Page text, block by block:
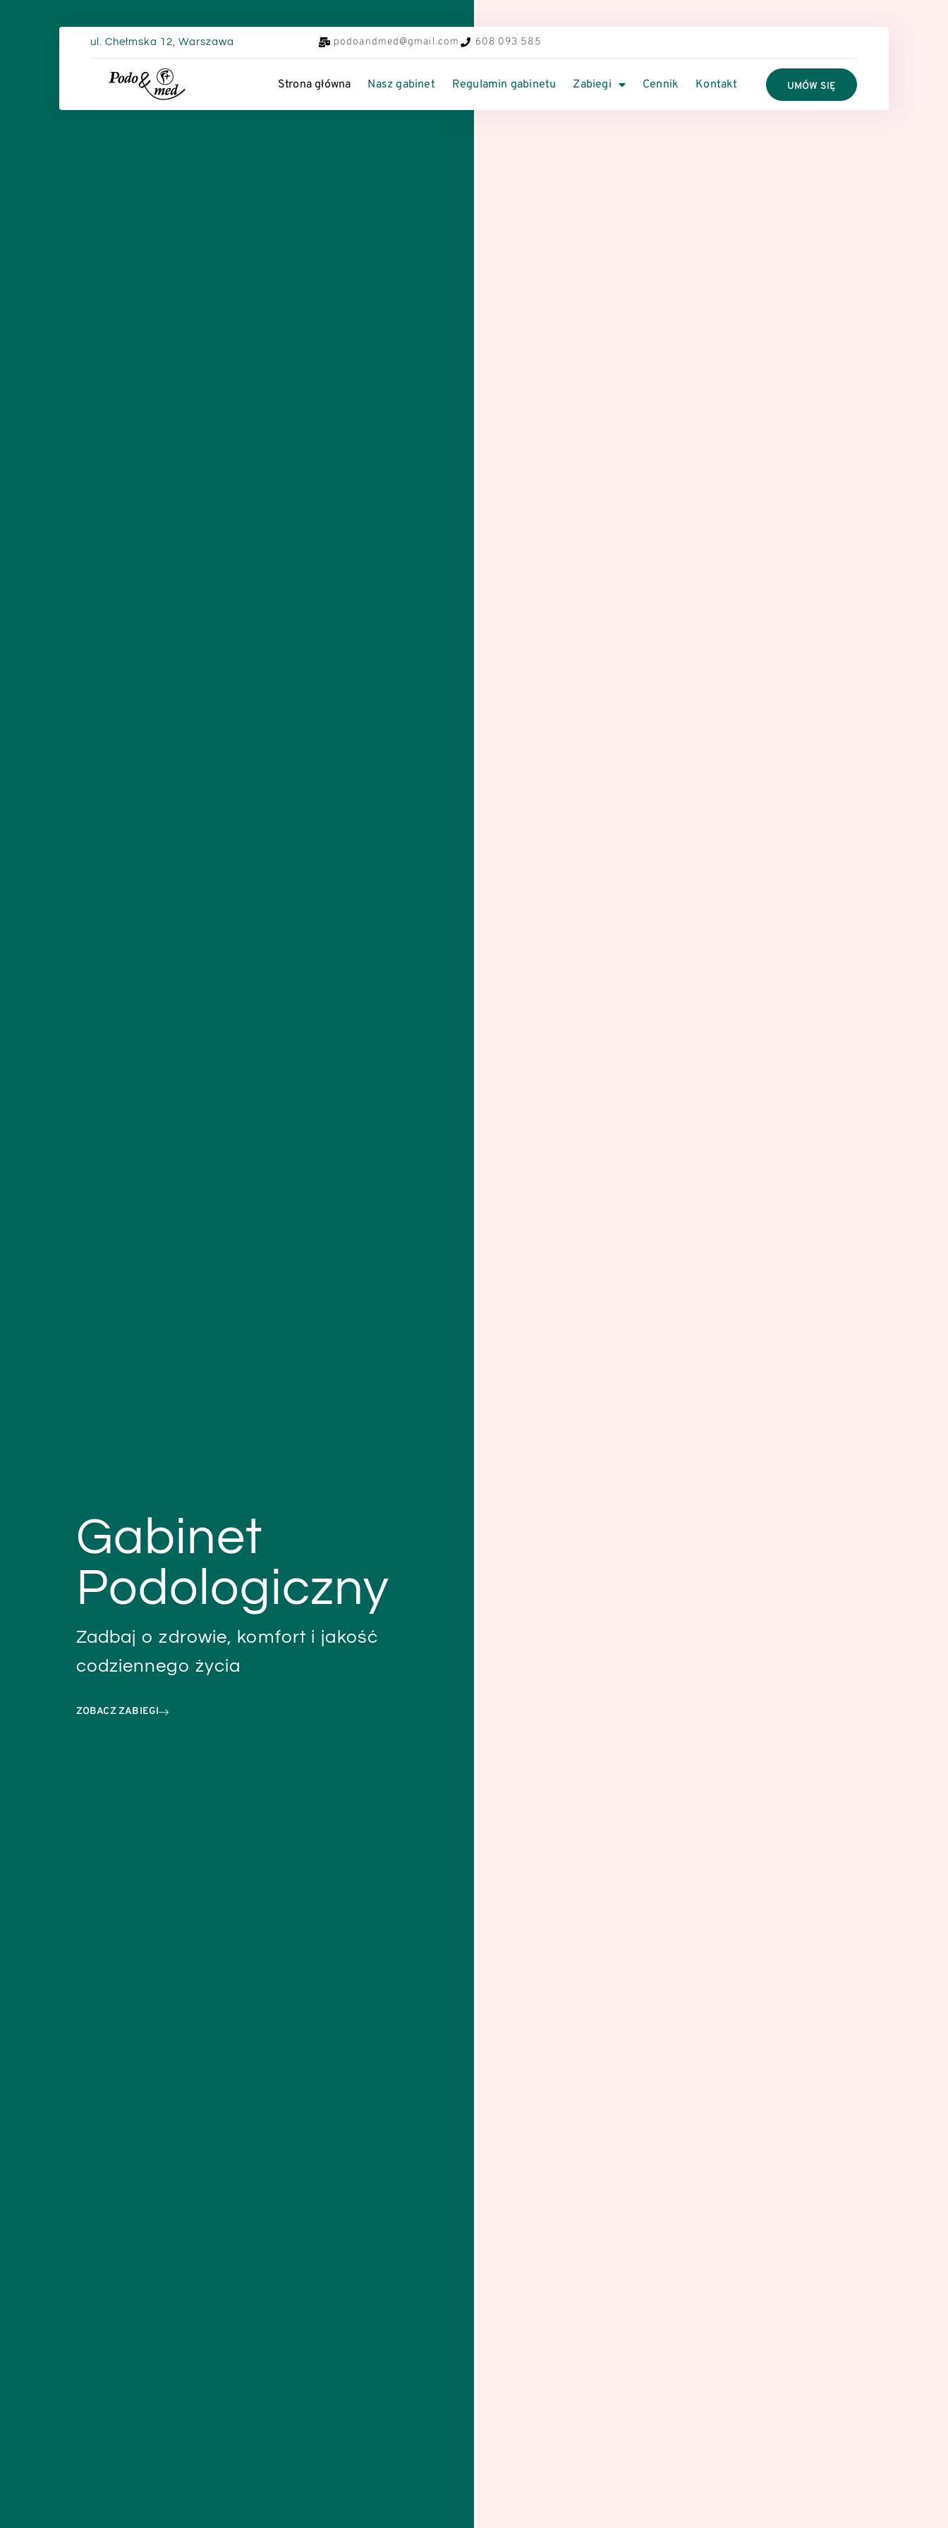
ul. Chełmska 12, Warszawa​ podoandmed@gmail.com 608 093 585
Strona główna Nasz gabinet Regulamin gabinetu Zabiegi Cennik Kontakt UMÓW SIĘ
Gabinet
Podologiczny
Zadbaj o zdrowie, komfort i jakość
codziennego życia
ZOBACZ ZABIEGI